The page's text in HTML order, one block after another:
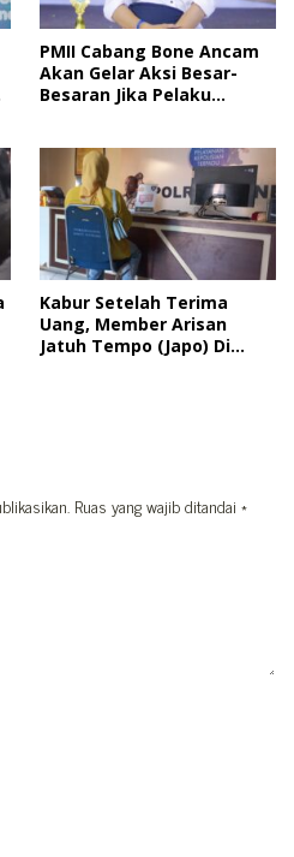
PMII Cabang Bone Ancam
Akan Gelar Aksi Besar-
Besaran Jika Pelaku
Kabur Setelah Terima
Uang, Member Arisan
Jatuh Tempo (Japo) Di
Ruas yang wajib ditandai *